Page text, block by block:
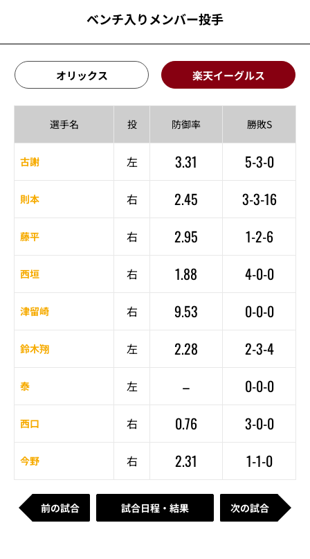
ベンチ入りメンバー投手
オリックス 楽天イーグルス
選手名 投 防御率 勝敗S
古謝 左 3.31 5-3-0
則本 右 2.45 3-3-16
藤平 右 2.95 1-2-6
西垣 右 1.88 4-0-0
津留崎 右 9.53 0-0-0
鈴木翔 左 2.28 2-3-4
泰 左 – 0-0-0
西口 右 0.76 3-0-0
今野 右 2.31 1-1-0
前の試合 試合日程・結果 次の試合